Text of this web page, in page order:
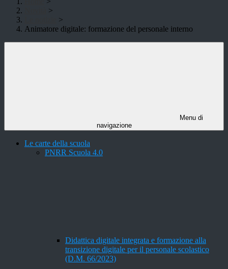
>
>
Animatore digitale: formazione del personale interno
Menu di
navigazione
Le carte della scuola
PNRR Scuola 4.0
Didattica digitale integrata e formazione alla
transizione digitale per il personale scolastico
(D.M. 66/2023)